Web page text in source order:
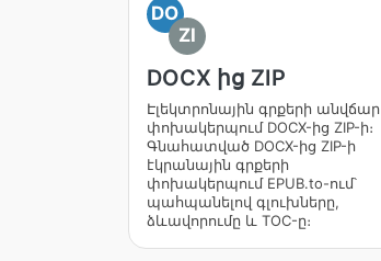
DO
ZI
DOCX ից ZIP
Էլեկտրոնային գրքերի անվճար
փոխակերպում DOCX-ից ZIP-ի։
Գնահատված DOCX-ից ZIP-ի
էկրանային գրքերի
փոխակերպում EPUB.to-ում՝
պահպանելով գլուխները,
ձևավորումը և TOC-ը։